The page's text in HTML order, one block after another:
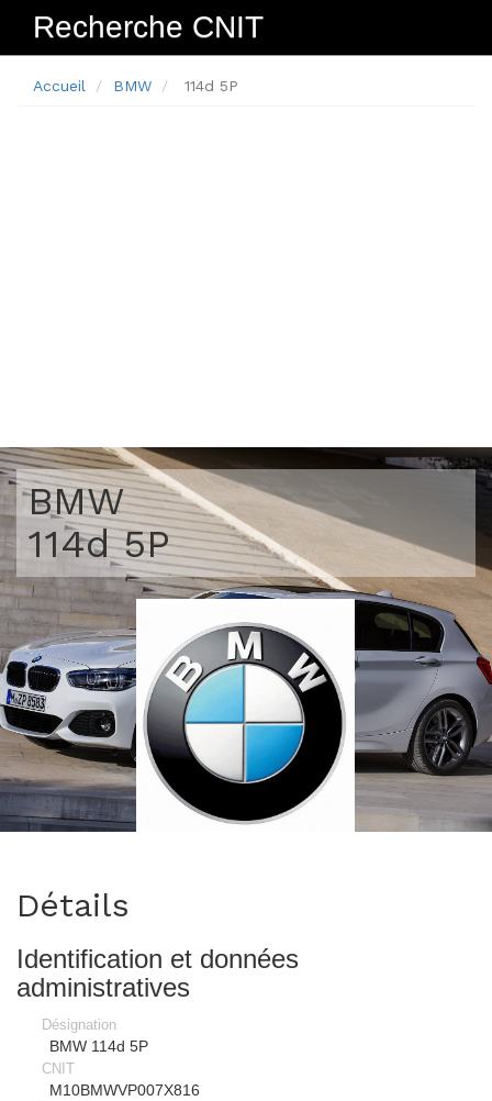
Recherche CNIT
Accueil BMW 114d 5P
BMW
114d 5P
Détails
Identification et données
administratives
Désignation
BMW 114d 5P
CNIT
M10BMWVP007X816